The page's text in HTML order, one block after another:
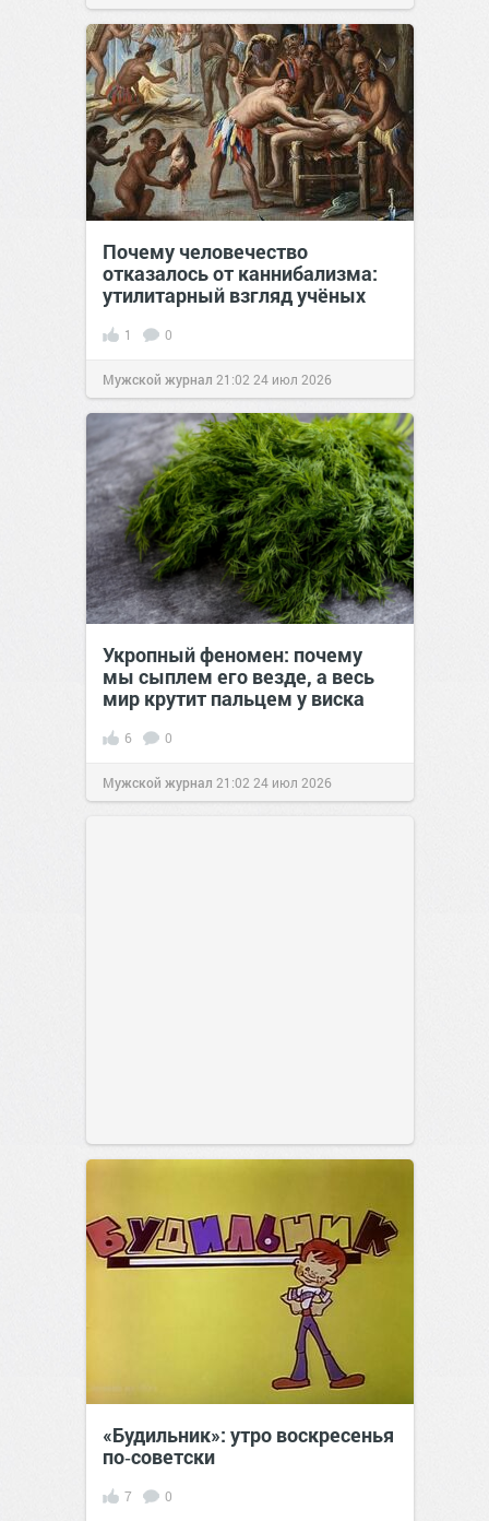
Почему человечество
отказалось от каннибализма:
утилитарный взгляд учёных
1 0
Мужской журнал 21:02 24 июл 2026
Укропный феномен: почему
мы сыплем его везде, а весь
мир крутит пальцем у виска
6 0
Мужской журнал 21:02 24 июл 2026
«Будильник»: утро воскресенья
по‑советски
7 0